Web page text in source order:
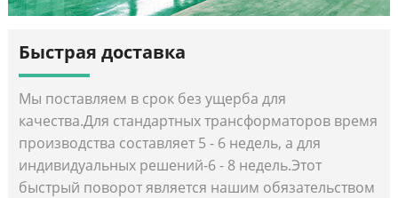
Быстрая доставка
Мы поставляем в срок без ущерба для
качества.Для стандартных трансформаторов время
производства составляет 5 - 6 недель, а для
индивидуальных решений-6 - 8 недель.Этот
быстрый поворот является нашим обязательством